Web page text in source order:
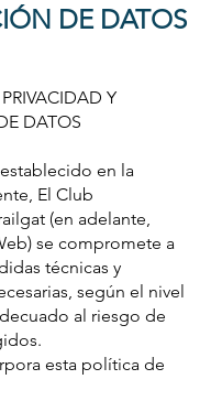
DE DATOS
Y
DATOS
en la
El Club
(en adelante,
se compromete a
técnicas y
según el nivel
al riesgo de
esta política de